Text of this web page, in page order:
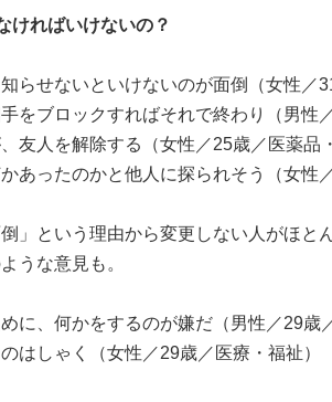
ければいけないの？
らせないといけないのが面倒（女性／
をブロックすればそれで終わり（男性
友人を解除する（女性／25歳／医薬品
あったのかと他人に探られそう（女性
」という理由から変更しない人がほと
うな意見も。
に、何かをするのが嫌だ（男性／29歳
はしゃく（女性／29歳／医療・福祉）